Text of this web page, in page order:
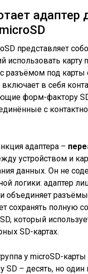
адаптер
представляет
использовать карту
с разъёмом под карты
включает в себя
форм-фактору
с
адаптера –
устройством и
данных. Он не
логики: адаптер
объединяет
сохранять полную
который
SD-картах.
у microSD-
SD – десять, но один